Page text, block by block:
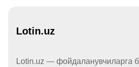
Lotin.uz
Lotin.uz — фойдаланувчиларга